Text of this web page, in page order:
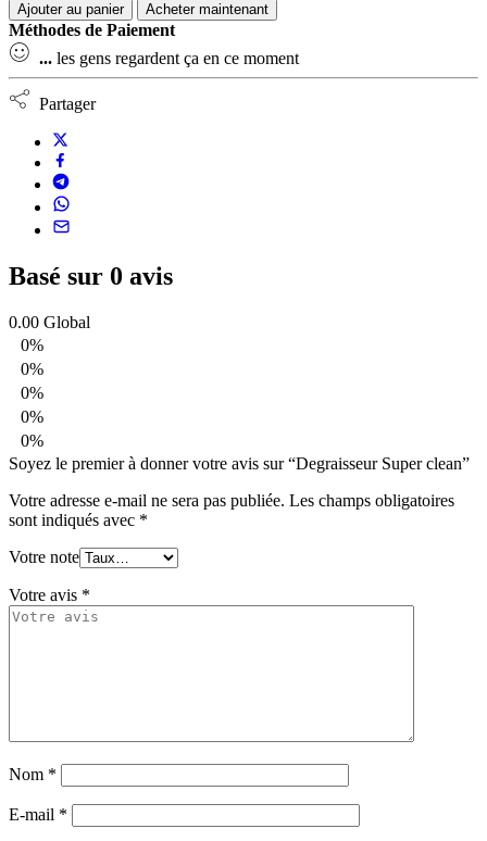
Ajouter au panier Acheter maintenant
Méthodes de Paiement
... les gens regardent ça en ce moment
Partager
Basé sur 0 avis
0.00 Global
0%
0%
0%
0%
0%
Soyez le premier à donner votre avis sur “Degraisseur Super clean”
Votre adresse e-mail ne sera pas publiée. Les champs obligatoires
sont indiqués avec *
Votre note
Votre avis *
Nom *
E-mail *